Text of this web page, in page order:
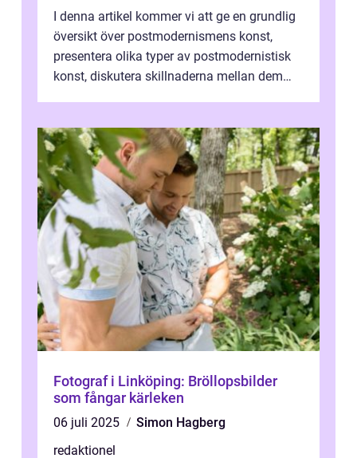
I denna artikel kommer vi att ge en grundlig
översikt över postmodernismens konst,
presentera olika typer av postmodernistisk
konst, diskutera skillnaderna mellan dem
Fotograf i Linköping: Bröllopsbilder
som fångar kärleken
06 juli 2025
Simon Hagberg
redaktionel